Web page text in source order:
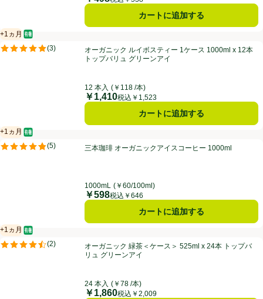
カートに追加する
オーガニック ルイボスティー 1ケース 1000ml x 12本 トップバリュ グ
+1ヵ月
賞味・消費期限保証：1ヵ月
オーガニック/有機
(3)
評価は3件のレビューで5点中5.0点。オーガニック ルイボスティー 1ケース 1000ml x 12本
トップバリュ グリーンアイ
12 本入 (￥118 /本)
価格
￥1,410税込￥1,523
カートに追加する
三本珈琲 オーガニックアイスコーヒー 1000ml
+1ヵ月
賞味・消費期限保証：1ヵ月
オーガニック/有機
(5)
評価は5件のレビューで5点中4.8点。三本珈琲 オーガニックアイスコーヒー 1000ml
1000mL (￥60/100ml)
価格
￥598税込￥646
カートに追加する
オーガニック 緑茶＜ケース＞ 525ml x 24本 トップバリュ グリーンア
+1ヵ月
賞味・消費期限保証：1ヵ月
オーガニック/有機
(2)
評価は2件のレビューで5点中4.5点。オーガニック 緑茶＜ケース＞ 525ml x 24本 トップバ
リュ グリーンアイ
24 本入 (￥78 /本)
価格
￥1,860税込￥2,009